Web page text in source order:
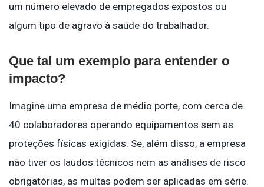
um número elevado de empregados expostos ou
algum tipo de agravo à saúde do trabalhador.
Que tal um exemplo para entender o
impacto?
Imagine uma empresa de médio porte, com cerca de
40 colaboradores operando equipamentos sem as
proteções físicas exigidas. Se, além disso, a empresa
não tiver os laudos técnicos nem as análises de risco
obrigatórias, as multas podem ser aplicadas em série.